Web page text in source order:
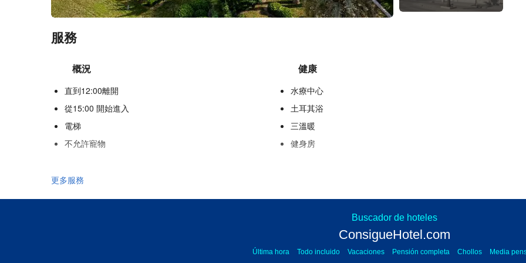
服務
概況
直到12:00離開
從15:00 開始進入
電梯
不允許寵物
健康
水療中心
土耳其浴
三溫暖
健身房
食品與飲品
更多服務
ConsigueHotel.com
Atención al cliente 24h | 電話
法律通知 總條款 隱私政策 Cookies 政策
Buscador de hoteles
ConsigueHotel.com
Última hora Todo incluido Vacaciones Pensión completa Chollos Media